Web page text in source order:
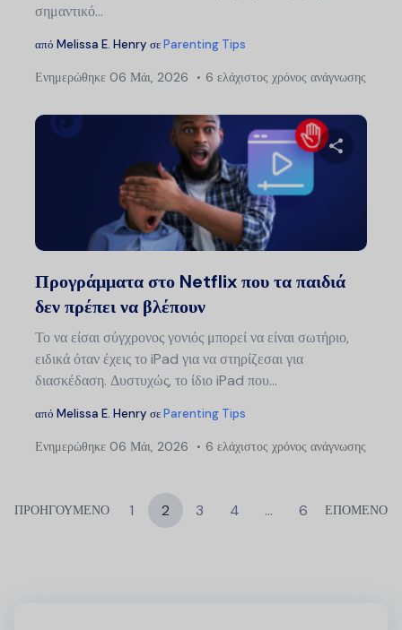
σημαντικό...
από Melissa E. Henry σεParenting Tips
Ενημερώθηκε 06 Μάι, 2026 6 ελάχιστος χρόνος ανάγνωσης
Προγράμματα στο Netflix που τα παιδιά
δεν πρέπει να βλέπουν
Το να είσαι σύγχρονος γονιός μπορεί να είναι σωτήριο,
ειδικά όταν έχεις το iPad για να στηρίζεσαι για
διασκέδαση. Δυστυχώς, το ίδιο iPad που...
από Melissa E. Henry σεParenting Tips
Ενημερώθηκε 06 Μάι, 2026 6 ελάχιστος χρόνος ανάγνωσης
ΠΡΟΗΓΟΥΜΕΝΟ 1 2 3 4 … 6 ΕΠΟΜΕΝΟ